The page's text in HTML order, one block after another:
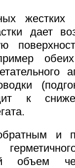
дает
к
и
объем